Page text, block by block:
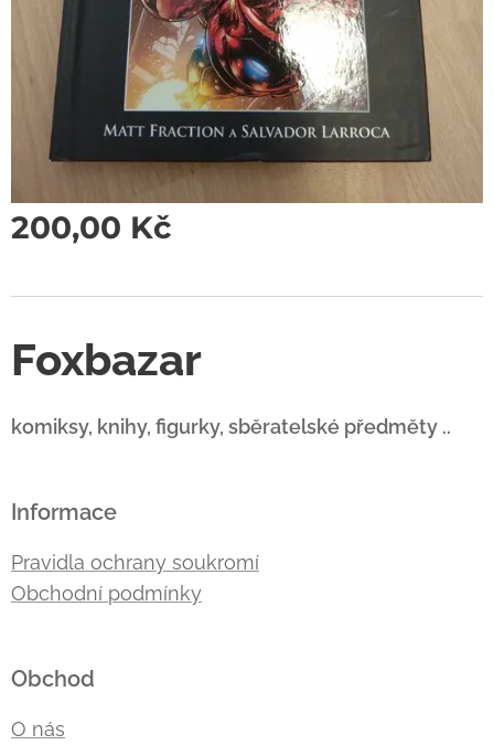
200,00 Kč
Foxbazar
komiksy, knihy, figurky, sběratelské předměty ..
Informace
Pravidla ochrany soukromí
Obchodní podmínky
Obchod
O nás